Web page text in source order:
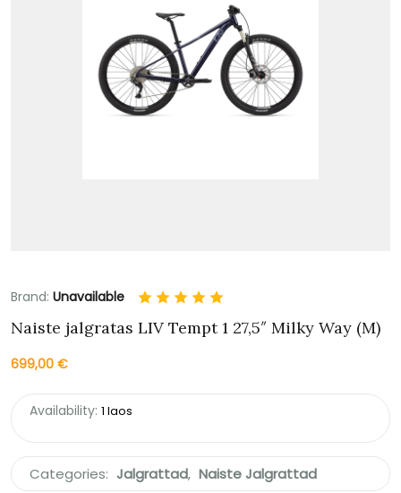
Brand: Unavailable
Naiste jalgratas LIV Tempt 1 27,5″ Milky Way (M)
699,00 €
Availability: 1 laos
Categories: Jalgrattad, Naiste Jalgrattad